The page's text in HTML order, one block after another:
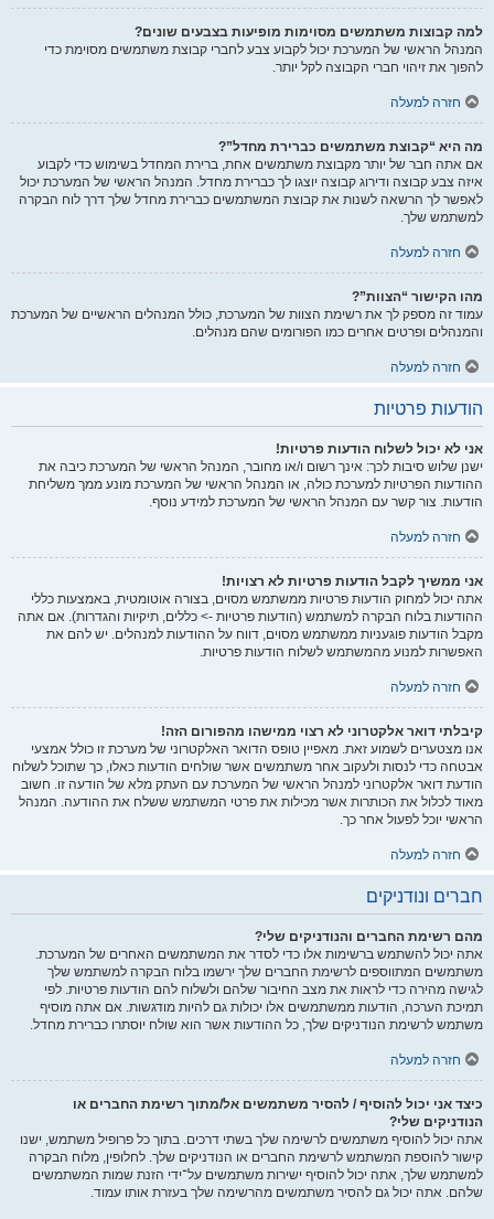
למה קבוצות משתמשים מסוימות מופיעות בצבעים שונים?
המנהל הראשי של המערכת יכול לקבוע צבע לחברי קבוצת משתמשים מסוימת כדי
להפוך את זיהוי חברי הקבוצה לקל יותר.
חזרה למעלה
מה היא “קבוצת משתמשים כברירת מחדל”?
אם אתה חבר של יותר מקבוצת משתמשים אחת, ברירת המחדל בשימוש כדי לקבוע
איזה צבע קבוצה ודירוג קבוצה יוצגו לך כברירת מחדל. המנהל הראשי של המערכת יכול
לאפשר לך הרשאה לשנות את קבוצת המשתמשים כברירת מחדל שלך דרך לוח הבקרה
למשתמש שלך.
חזרה למעלה
מהו הקישור “הצוות”?
עמוד זה מספק לך את רשימת הצוות של המערכת, כולל המנהלים הראשיים של המערכת
והמנהלים ופרטים אחרים כמו הפורומים שהם מנהלים.
חזרה למעלה
הודעות פרטיות
אני לא יכול לשלוח הודעות פרטיות!
ישנן שלוש סיבות לכך: אינך רשום ו/או מחובר, המנהל הראשי של המערכת כיבה את
ההודעות הפרטיות למערכת כולה, או המנהל הראשי של המערכת מונע ממך משליחת
הודעות. צור קשר עם המנהל הראשי של המערכת למידע נוסף.
חזרה למעלה
אני ממשיך לקבל הודעות פרטיות לא רצויות!
אתה יכול למחוק הודעות פרטיות ממשתמש מסוים, בצורה אוטומטית, באמצעות כללי
ההודעות בלוח הבקרה למשתמש (הודעות פרטיות -> כללים, תיקיות והגדרות). אם אתה
מקבל הודעות פוגעניות ממשתמש מסוים, דווח על ההודעות למנהלים. יש להם את
האפשרות למנוע מהמשתמש לשלוח הודעות פרטיות.
חזרה למעלה
קיבלתי דואר אלקטרוני לא רצוי ממישהו מהפורום הזה!
אנו מצטערים לשמוע זאת. מאפיין טופס הדואר האלקטרוני של מערכת זו כולל אמצעי
אבטחה כדי לנסות ולעקוב אחר משתמשים אשר שולחים הודעות כאלו, כך שתוכל לשלוח
הודעת דואר אלקטרוני למנהל הראשי של המערכת עם העתק מלא של הודעה זו. חשוב
מאוד לכלול את הכותרות אשר מכילות את פרטי המשתמש ששלח את ההודעה. המנהל
הראשי יוכל לפעול אחר כך.
חזרה למעלה
חברים ונודניקים
מהם רשימת החברים והנודניקים שלי?
אתה יכול להשתמש ברשימות אלו כדי לסדר את המשתמשים האחרים של המערכת.
משתמשים המתווספים לרשימת החברים שלך ירשמו בלוח הבקרה למשתמש שלך
לגישה מהירה כדי לראות את מצב החיבור שלהם ולשלוח להם הודעות פרטיות. לפי
תמיכת הערכה, הודעות ממשתמשים אלו יכולות גם להיות מודגשות. אם אתה מוסיף
משתמש לרשימת הנודניקים שלך, כל ההודעות אשר הוא שולח יוסתרו כברירת מחדל.
חזרה למעלה
כיצד אני יכול להוסיף / להסיר משתמשים אל/מתוך רשימת החברים או
הנודניקים שלי?
אתה יכול להוסיף משתמשים לרשימה שלך בשתי דרכים. בתוך כל פרופיל משתמש, ישנו
קישור להוספת המשתמש לרשימת החברים או הנודניקים שלך. לחלופין, מלוח הבקרה
למשתמש שלך, אתה יכול להוסיף ישירות משתמשים על־ידי הזנת שמות המשתמשים
שלהם. אתה יכול גם להסיר משתמשים מהרשימה שלך בעזרת אותו עמוד.